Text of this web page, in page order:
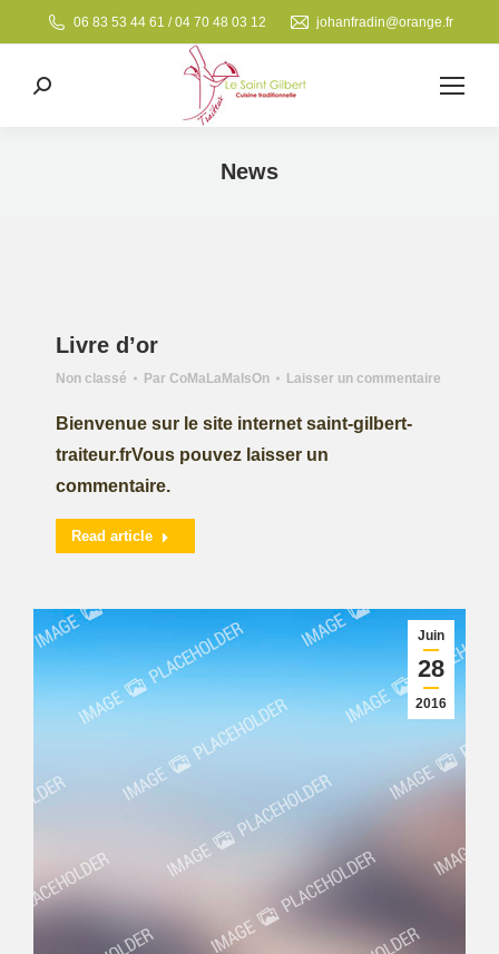
06 83 53 44 61 / 04 70 48 03 12 johanfradin@orange.fr
Search:
News
Livre d’or
Non classé Par CoMaLaMaIsOn Laisser un commentaire
Bienvenue sur le site internet saint-gilbert-
traiteur.frVous pouvez laisser un
commentaire.
Read article
Juin
28
2016